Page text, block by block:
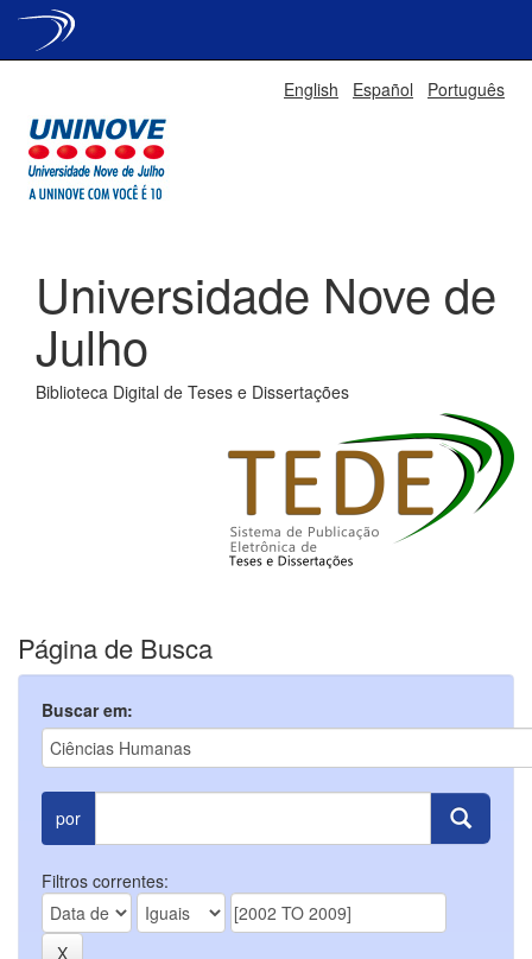
English Español Português
Universidade Nove de
Julho
Biblioteca Digital de Teses e Dissertações
Página de Busca
Buscar em:
por
Filtros correntes: